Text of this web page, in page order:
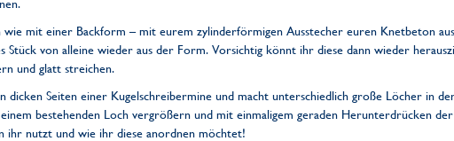
wie mit einer Backform – mit eurem zylinderförmigen Ausstecher euren Knetbeton
Stück von alleine wieder aus der Form. Vorsichtig könnt ihr diese dann wieder
und glatt streichen.
dicken Seiten einer Kugelschreibermine und macht unterschiedlich große Löcher in
bestehenden Loch vergrößern und mit einmaligem geraden Herunterdrücken der
ihr nutzt und wie ihr diese anordnen möchtet!